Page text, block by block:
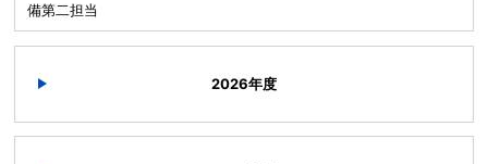
備第二担当
2026年度